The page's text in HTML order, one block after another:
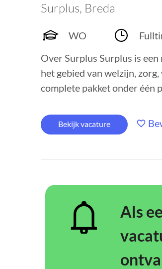
Surplus, Breda
WO
Over Surplus Surplus is
het gebied van welzijn,
complete pakket onder één
Bekijk vacature
Als